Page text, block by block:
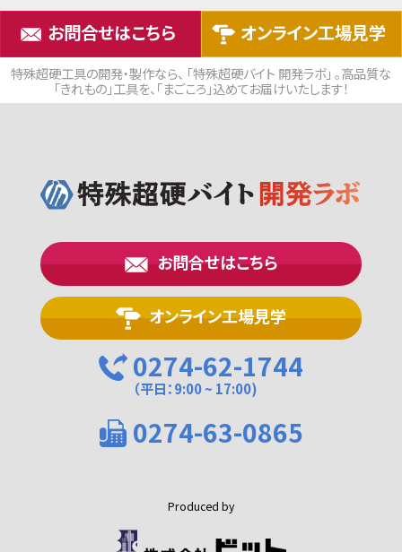
お問合せはこちら オンライン工場見学
特殊超硬工具の開発・製作なら、 「特殊超硬バイト 開発ラボ」 。高品質な
「きれもの」工具を、「まごころ」込めてお届けいたします！
お問合せはこちら
オンライン工場見学
0274-62-1744
（平日：9:00 ~ 17:00)
0274-63-0865
Produced by